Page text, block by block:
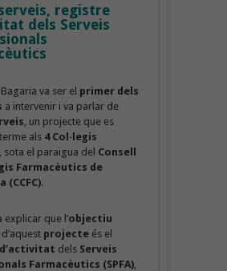
registre
dels Serveis
va ser el primer dels
a intervenir i va parlar de
, un projecte que es
als 4 Col·legis
, sota el paraigua del Consell
Farmacèutics de
(CCFC).
explicar que l’objectiu
d’aquest projecteés el
dels Serveis
Farmacèutics (SPFA),